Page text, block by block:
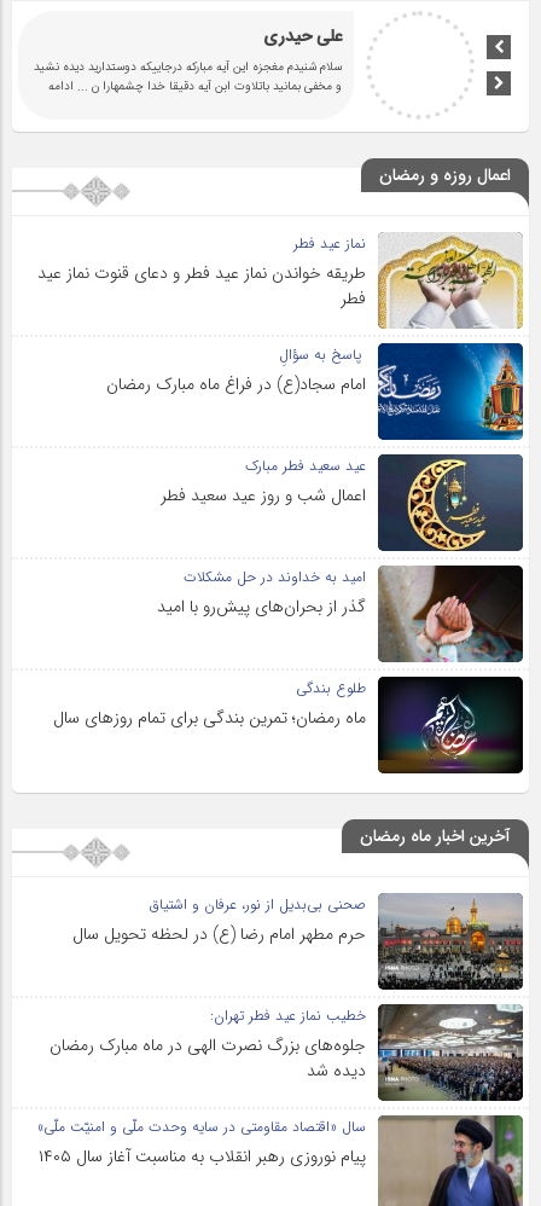
علی حیدری
سلام شنیدم مغجزه این آیه مبارکه درجاییکه دوستدارید دیده نشید
و مخفی بمانید باتلاوت ابن آیه دقیقا خدا چشمهارا ن ... ادامه
اعمال روزه و رمضان
نماز عید فطر
طریقه خواندن نماز عید فطر و دعای قنوت نماز عید
فطر
پاسخ به سؤالِ
امام سجاد(ع) در فراغ ماه مبارک رمضان
عید سعید فطر مبارک
اعمال شب و روز عید سعید فطر
امید به خداوند در حل مشکلات
گذر از بحران‌های پیش‌رو با امید
طلوع بندگی
ماه رمضان؛ تمرین بندگی برای تمام روزهای سال
آخرین اخبار ماه رمضان
صحنی بی‌بدیل از نور، عرفان و اشتیاق
حرم مطهر امام رضا (ع) در لحظه تحویل سال
خطیب نماز عید فطر تهران:
جلوه‌های بزرگ نصرت الهی در ماه مبارک رمضان
دیده شد
سال «اقتصاد مقاومتی در سایه وحدت ملّی و امنیّت ملّی»
پیام نوروزی رهبر انقلاب به مناسبت آغاز سال ۱۴۰۵